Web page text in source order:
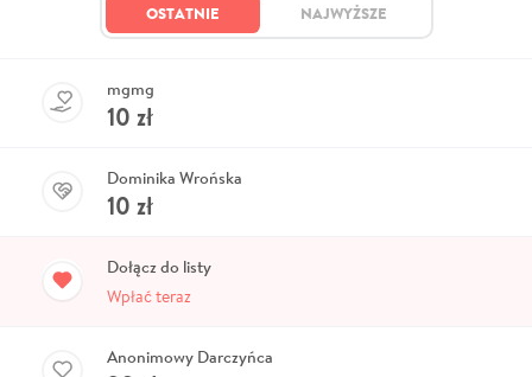
OSTATNIE NAJWYŻSZE
mgmg
10 zł
Dominika Wrońska
10 zł
Dołącz do listy
Wpłać teraz
Anonimowy Darczyńca